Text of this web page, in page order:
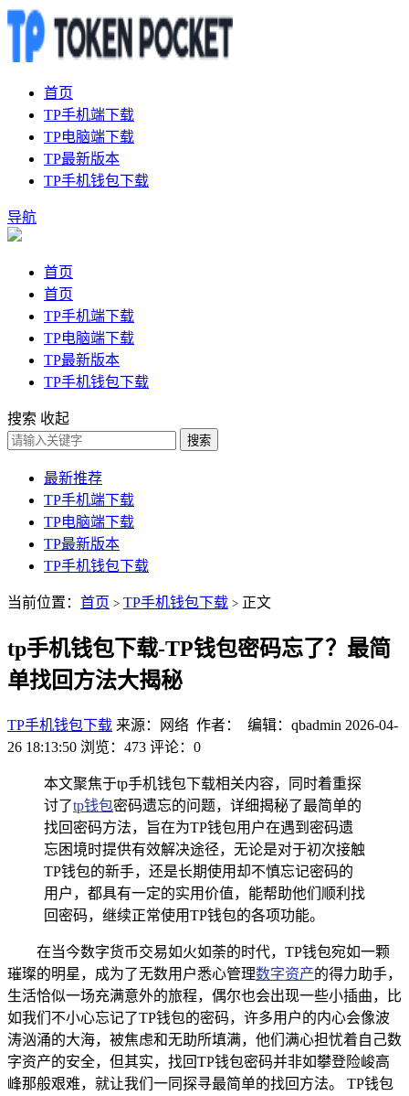
首页
TP手机端下载
TP电脑端下载
TP最新版本
TP手机钱包下载
导航
首页
首页
TP手机端下载
TP电脑端下载
TP最新版本
TP手机钱包下载
搜索 收起
搜索
最新推荐
TP手机端下载
TP电脑端下载
TP最新版本
TP手机钱包下载
当前位置： 首页 > TP手机钱包下载 > 正文
tp手机钱包下载-TP钱包密码忘了？最简
单找回方法大揭秘
TP手机钱包下载 来源：网络 作者： 编辑：qbadmin 2026-04-
26 18:13:50 浏览：473 评论：0
本文聚焦于tp手机钱包下载相关内容，同时着重探
讨了tp钱包密码遗忘的问题，详细揭秘了最简单的
找回密码方法，旨在为TP钱包用户在遇到密码遗
忘困境时提供有效解决途径，无论是对于初次接触
TP钱包的新手，还是长期使用却不慎忘记密码的
用户，都具有一定的实用价值，能帮助他们顺利找
回密码，继续正常使用TP钱包的各项功能。
在当今数字货币交易如火如荼的时代，TP钱包宛如一颗
璀璨的明星，成为了无数用户悉心管理数字资产的得力助手，
生活恰似一场充满意外的旅程，偶尔也会出现一些小插曲，比
如我们不小心忘记了TP钱包的密码，许多用户的内心会像波
涛汹涌的大海，被焦虑和无助所填满，他们满心担忧着自己数
字资产的安全，但其实，找回TP钱包密码并非如攀登险峻高
峰那般艰难，就让我们一同探寻最简单的找回方法。 TP钱包